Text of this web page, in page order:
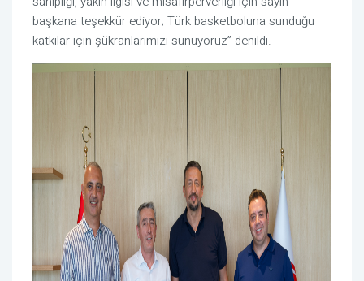
başkana teşekkür ediyor; Türk basketboluna sunduğu
katkılar için şükranlarımızı sunuyoruz” denildi.